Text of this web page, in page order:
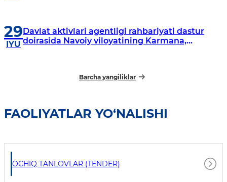
29
IYU
Davlat aktivlari agentligi rahbariyati dastur
doirasida Navoiy viloyatining Karmana,
Barcha yangiliklar
FAOLIYATLAR YO‘NALISHI
OCHIQ TANLOVLAR (TENDER)